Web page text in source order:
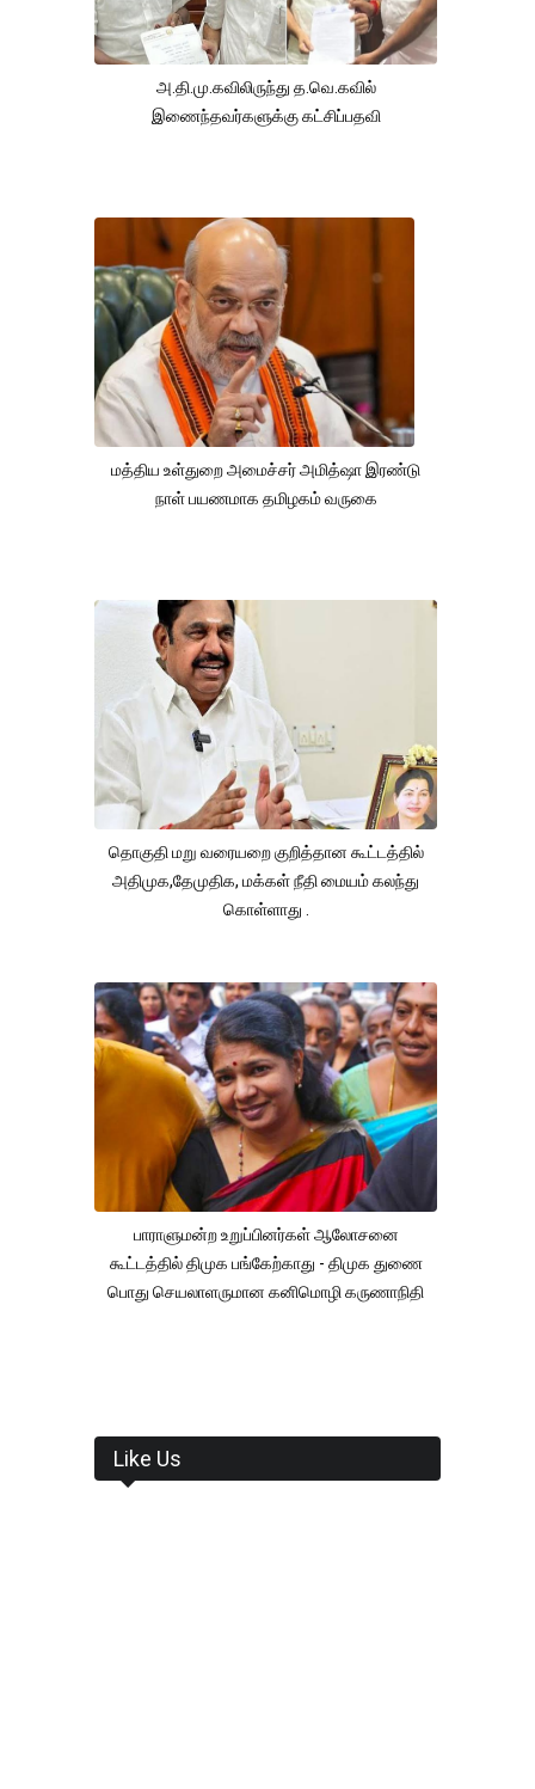
அ.தி.மு.கவிலிருந்து த.வெ.கவில்
இணைந்தவர்களுக்கு கட்சிப்பதவி
மத்திய உள்துறை அமைச்சர் அமித்ஷா இரண்டு
நாள் பயணமாக தமிழகம் வருகை
தொகுதி மறு வரையறை குறித்தான கூட்டத்தில்
அதிமுக,தேமுதிக, மக்கள் நீதி மையம் கலந்து
கொள்ளாது .
பாராளுமன்ற உறுப்பினர்கள் ஆலோசனை
கூட்டத்தில் திமுக பங்கேற்காது - திமுக துணை
பொது செயலாளருமான கனிமொழி கருணாநிதி
Like Us